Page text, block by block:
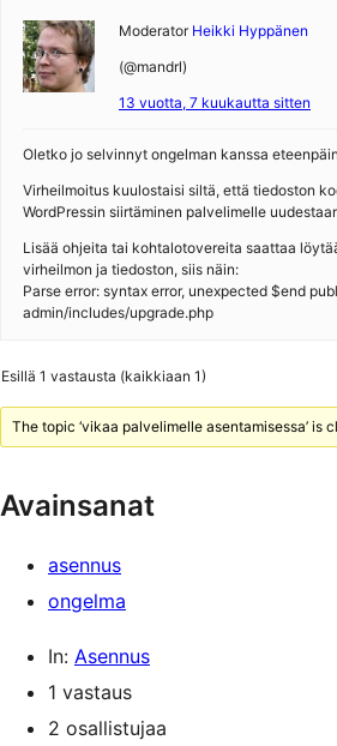
Moderator Heikki Hyppänen
(@mandrl)
13 vuotta, 7 kuukautta sitten
Oletko jo selvinnyt ongelman kanssa
Virheilmoitus kuulostaisi siltä, että tiedoston
WordPressin siirtäminen palvelimelle
Lisää ohjeita tai kohtalotovereita saattaa
virheilmon ja tiedoston, siis näin:
Parse error: syntax error, unexpected $end
admin/includes/upgrade.php
Esillä 1 vastausta (kaikkiaan 1)
The topic ‘vikaa palvelimelle asentamisessa’ is
Avainsanat
asennus
ongelma
In: Asennus
1 vastaus
2 osallistujaa